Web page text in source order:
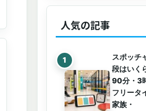
人気の記事
スポッチ
段はいく
90分・3
フリータ
家族・